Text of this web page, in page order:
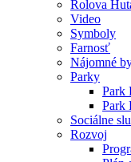
Rolova
Video
Symboly
Farnosť
Nájomné
Parky
Park
Park
Sociálne
Rozvoj